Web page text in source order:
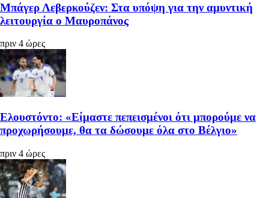
Μπάγερ Λεβερκούζεν: Στα υπόψη για την αμυντική
λειτουργία ο Μαυροπάνος
πριν 4 ώρες
Ελουστόντο: «Είμαστε πεπεισμένοι ότι μπορούμε να
προχωρήσουμε, θα τα δώσουμε όλα στο Βέλγιο»
πριν 4 ώρες